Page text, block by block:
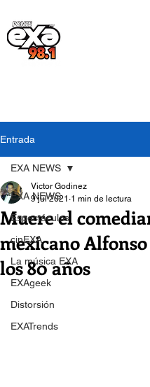
Entrada
EXA NEWS
Espectáculos
cinEXA
La música EXA
EXAgeek
Distorsión
EXATrends
EXA NEWS
Muere el
mexicano Alfonso
los 80 años
Victor Godinez
9 jul 2021 1 min de lectura